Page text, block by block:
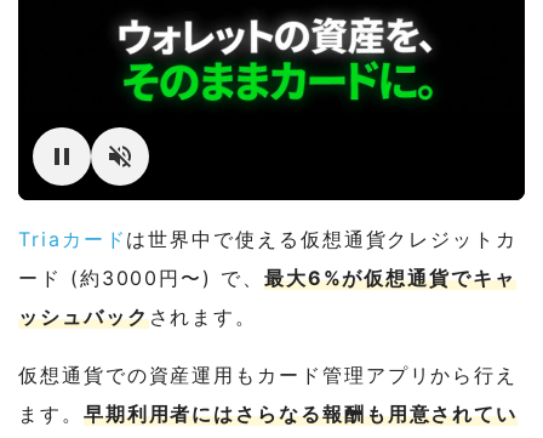
Triaカード は世界中で使える仮想通貨クレジットカ
ード (約3000円〜) で、 最大6%が仮想通貨でキャ
ッシュバックされます。
仮想通貨での資産運用もカード管理アプリから行え
ます。 早期利用者にはさらなる報酬も用意されてい